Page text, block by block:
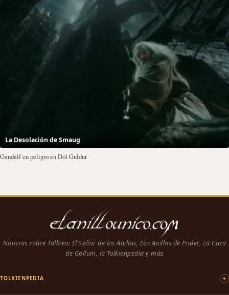
La Desolación de Smaug
Gandalf en peligro en Dol Guldur
Noticias sobre Tolkien: El Señor de los Anillos, Los Anillos de Poder, La Caza
de Gollum, la Tolkienpedia y más
TOLKIENPEDIA